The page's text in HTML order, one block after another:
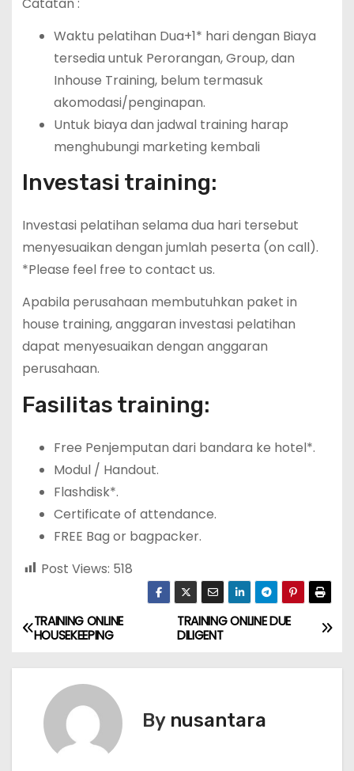
Waktu pelatihan Dua+1* hari dengan Biaya
tersedia untuk Perorangan, Group, dan
Inhouse Training, belum termasuk
akomodasi/penginapan.
Untuk biaya dan jadwal training harap
menghubungi marketing kembali
Investasi training:
Investasi pelatihan selama dua hari tersebut
menyesuaikan dengan jumlah peserta (on call).
*Please feel free to contact us.
Apabila perusahaan membutuhkan paket in
house training, anggaran investasi pelatihan
dapat menyesuaikan dengan anggaran
perusahaan.
Fasilitas training:
Free Penjemputan dari bandara ke hotel*.
Modul / Handout.
Flashdisk*.
Certificate of attendance.
FREE Bag or bagpacker.
Post Views: 518
P
o
TRAINING ONLINE DUE
DILIGENT
TRAINING ONLINE
HOUSEKEEPING
By nusantara